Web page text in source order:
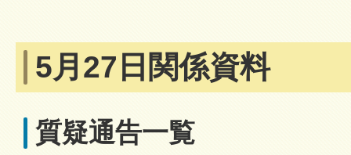
5月27日関係資料
質疑通告一覧